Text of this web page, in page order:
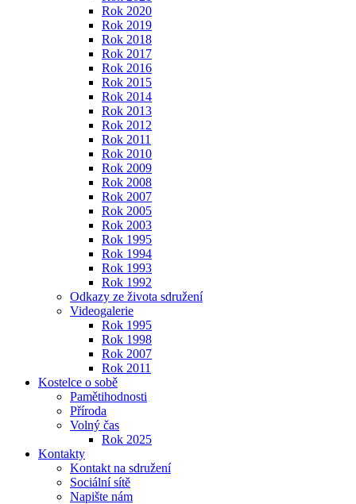
Rok 2020
Rok 2019
Rok 2018
Rok 2017
Rok 2016
Rok 2015
Rok 2014
Rok 2013
Rok 2012
Rok 2011
Rok 2010
Rok 2009
Rok 2008
Rok 2007
Rok 2005
Rok 2003
Rok 1995
Rok 1994
Rok 1993
Rok 1992
Odkazy ze života sdružení
Videogalerie
Rok 1995
Rok 1998
Rok 2007
Rok 2011
Kostelce o sobě
Pamětihodnosti
Příroda
Volný čas
Rok 2025
Kontakty
Kontakt na sdružení
Sociální sítě
Napište nám